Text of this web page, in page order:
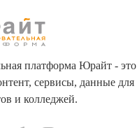
платформа Юрайт - это
сервисы, данные для
и колледжей.